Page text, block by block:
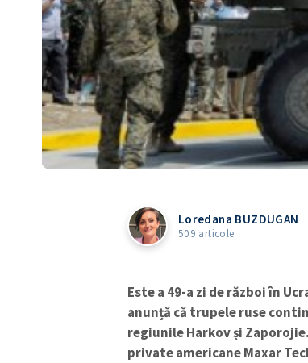
Loredana BUZDUGAN
509 articole
Este a 49-a zi de război în
anunță că trupele ruse
regiunile Harkov și
private americane Maxar